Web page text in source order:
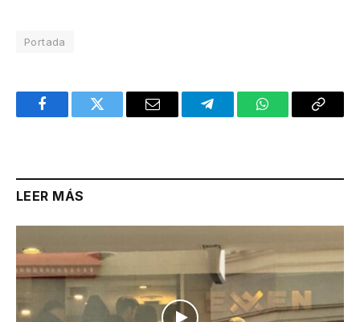
Portada
FacebookTwitter Email TelegramWhatsAppCopy
LEER MÁS